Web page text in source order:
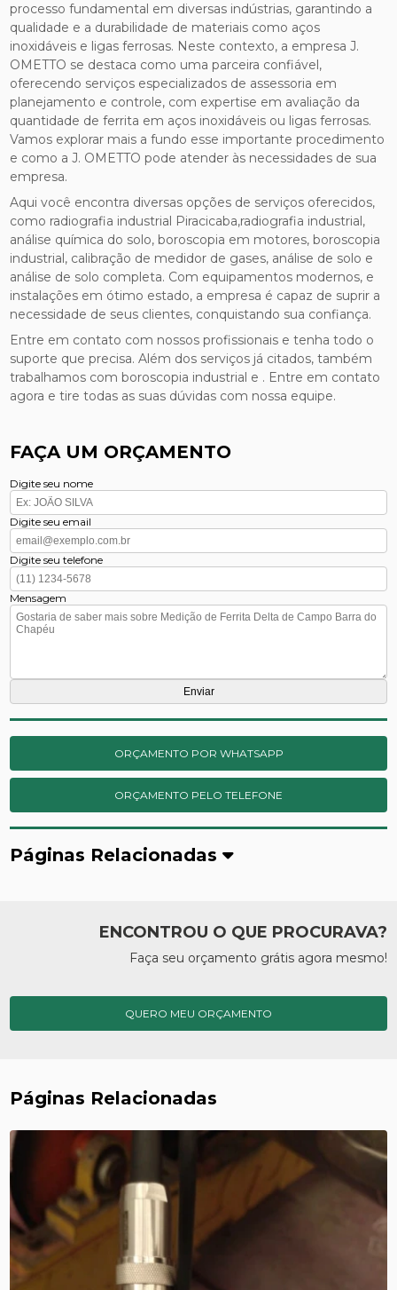
processo fundamental em diversas indústrias, garantindo a
qualidade e a durabilidade de materiais como aços
inoxidáveis e ligas ferrosas. Neste contexto, a empresa J.
OMETTO se destaca como uma parceira confiável,
oferecendo serviços especializados de assessoria em
planejamento e controle, com expertise em avaliação da
quantidade de ferrita em aços inoxidáveis ou ligas ferrosas.
Vamos explorar mais a fundo esse importante procedimento
e como a J. OMETTO pode atender às necessidades de sua
empresa.
Aqui você encontra diversas opções de serviços oferecidos,
como radiografia industrial Piracicaba,radiografia industrial,
análise química do solo, boroscopia em motores, boroscopia
industrial, calibração de medidor de gases, análise de solo e
análise de solo completa. Com equipamentos modernos, e
instalações em ótimo estado, a empresa é capaz de suprir a
necessidade de seus clientes, conquistando sua confiança.
Entre em contato com nossos profissionais e tenha todo o
suporte que precisa. Além dos serviços já citados, também
trabalhamos com boroscopia industrial e . Entre em contato
agora e tire todas as suas dúvidas com nossa equipe.
FAÇA UM ORÇAMENTO
Digite seu nome
Digite seu email
Digite seu telefone
Mensagem
ORÇAMENTO POR WHATSAPP
ORÇAMENTO PELO TELEFONE
Páginas Relacionadas
ENCONTROU O QUE PROCURAVA?
Faça seu orçamento grátis agora mesmo!
QUERO MEU ORÇAMENTO
Páginas Relacionadas